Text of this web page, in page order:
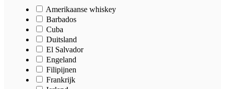
Amerikaanse whiskey
Barbados
Cuba
Duitsland
El Salvador
Engeland
Filipijnen
Frankrijk